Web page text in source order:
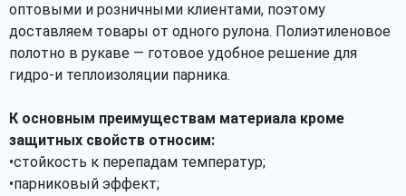
оптовыми и розничными клиентами, поэтому
доставляем товары от одного рулона. Полиэтиленовое
полотно в рукаве — готовое удобное решение для
гидро-и теплоизоляции парника.
К основным преимуществам материала кроме
защитных свойств относим:
•стойкость к перепадам температур;
•парниковый эффект;